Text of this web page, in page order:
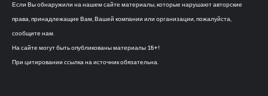
Если Вы обнаружили на нашем сайте материалы, которые нарушают авторские
права, принадлежащие Вам, Вашей компании или организации, пожалуйста,
сообщите нам.
На сайте могут быть опубликованы материалы 18+!
При цитировании ссылка на источник обязательна.